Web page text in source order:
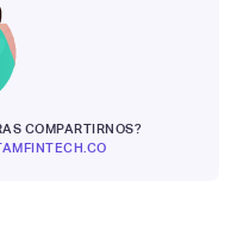
COMPARTIRNOS?